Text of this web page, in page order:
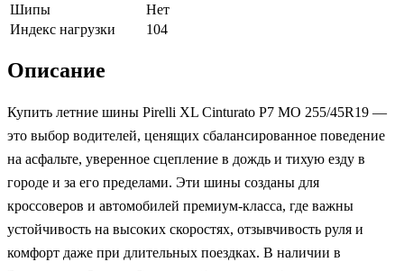
Шипы
Нет
Индекс нагрузки
104
Описание
Купить летние шины Pirelli XL Cinturato P7 MO 255/45R19 —
это выбор водителей, ценящих сбалансированное поведение
на асфальте, уверенное сцепление в дождь и тихую езду в
городе и за его пределами. Эти шины созданы для
кроссоверов и автомобилей премиум-класса, где важны
устойчивость на высоких скоростях, отзывчивость руля и
комфорт даже при длительных поездках. В наличии в